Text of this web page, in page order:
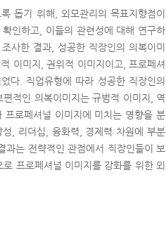
돕기 위해, 외모관리의 목표지향점이
인하고, 이들의 관련성에 대해 연구하
사한 결과, 성공한 직장인의 의복이미
이미지, 권위적 이미지이고, 프로페셔
다. 직업유형에 따라 성공한 직장인의
적인 의복이미지는 규범적 이미지, 역
로페셔널 이미지에 미치는 영향을 분
, 리더십, 융화력, 경제력 차원에 부분
는 전략적인 관점에서 직장인들이 보
프로페셔널 이미지를 강화를 위한 외